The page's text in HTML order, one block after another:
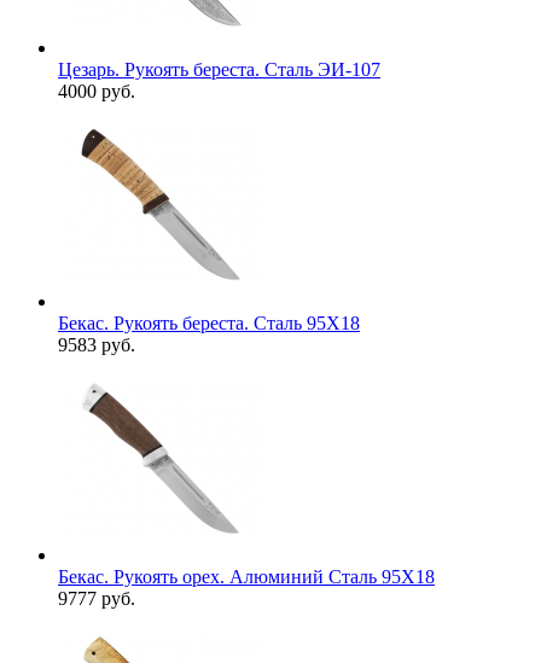
Цезарь. Рукоять береста. Сталь ЭИ-107
4000 руб.
Бекас. Рукоять береста. Сталь 95Х18
9583 руб.
Бекас. Рукоять орех. Алюминий Сталь 95Х18
9777 руб.